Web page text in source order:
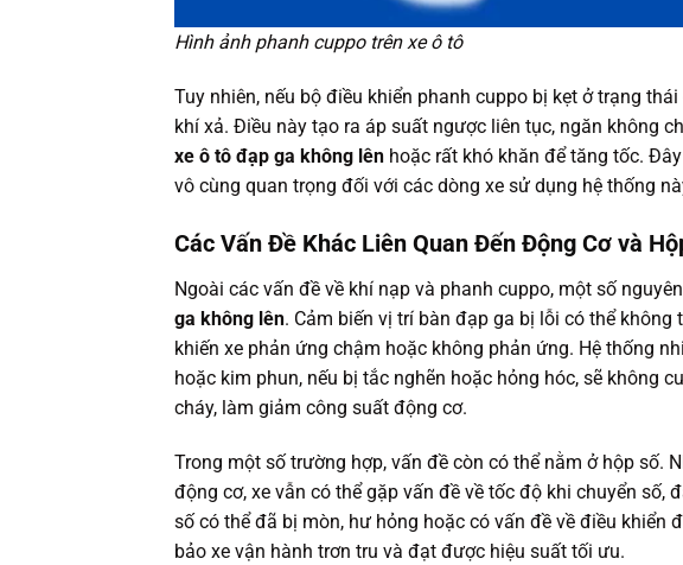
Hình ảnh phanh cuppo trên xe ô tô
Tuy nhiên, nếu bộ điều khiển phanh cuppo bị kẹt ở trạng
khí xả. Điều này tạo ra áp suất ngược liên tục, ngăn không
xe ô tô đạp ga không lên hoặc rất khó khăn để tăng tốc.
vô cùng quan trọng đối với các dòng xe sử dụng hệ thống
Các Vấn Đề Khác Liên Quan Đến Động Cơ và
Ngoài các vấn đề về khí nạp và phanh cuppo, một số
ga không lên. Cảm biến vị trí bàn đạp ga bị lỗi có thể
khiến xe phản ứng chậm hoặc không phản ứng. Hệ thống
hoặc kim phun, nếu bị tắc nghẽn hoặc hỏng hóc, sẽ không
cháy, làm giảm công suất động cơ.
Trong một số trường hợp, vấn đề còn có thể nằm ở hộp số.
động cơ, xe vẫn có thể gặp vấn đề về tốc độ khi chuyển số,
số có thể đã bị mòn, hư hỏng hoặc có vấn đề về điều khiển
bảo xe vận hành trơn tru và đạt được hiệu suất tối ưu.